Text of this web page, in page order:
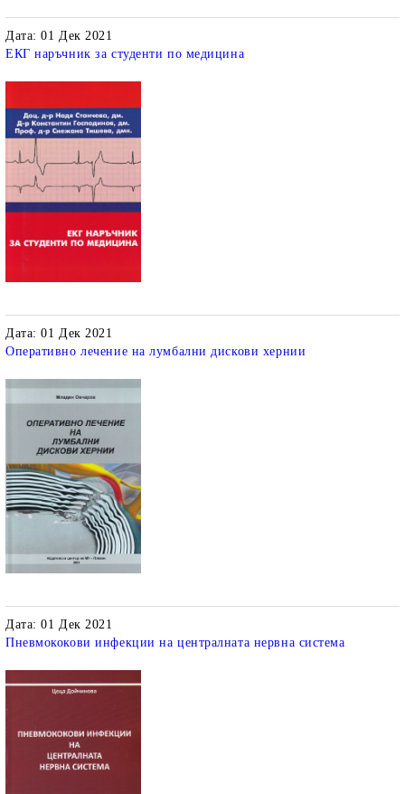
Дата: 01 Дек 2021
ЕКГ наръчник за студенти по медицина
Дата: 01 Дек 2021
Оперативно лечение на лумбални дискови хернии
Дата: 01 Дек 2021
Пневмококови инфекции на централната нервна система